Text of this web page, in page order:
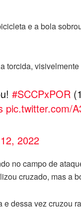
e a bola
torcida,
#SCCPxPOR
pic.twitter.com/
2022
no campo de
cruzado, mas a
dessa vez cruzou